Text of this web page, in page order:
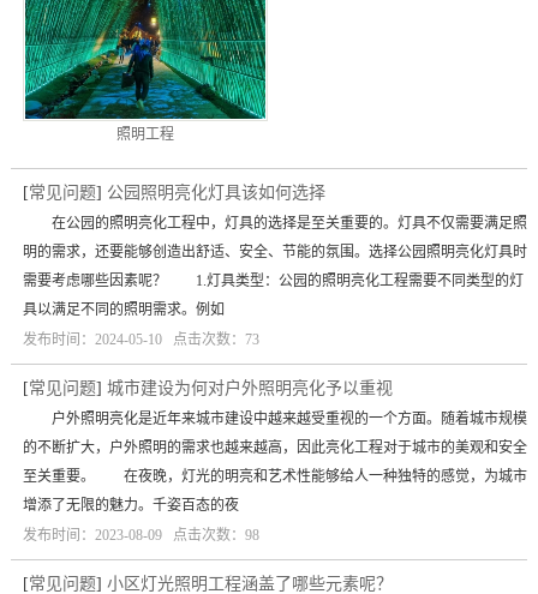
照明工程
[常见问题] 公园照明亮化灯具该如何选择
在公园的照明亮化工程中，灯具的选择是至关重要的。灯具不仅需要满足照
明的需求，还要能够创造出舒适、安全、节能的氛围。选择公园照明亮化灯具时
需要考虑哪些因素呢？ 1.灯具类型：公园的照明亮化工程需要不同类型的灯
具以满足不同的照明需求。例如
发布时间：2024-05-10 点击次数：73
[常见问题] 城市建设为何对户外照明亮化予以重视
户外照明亮化是近年来城市建设中越来越受重视的一个方面。随着城市规模
的不断扩大，户外照明的需求也越来越高，因此亮化工程对于城市的美观和安全
至关重要。 在夜晚，灯光的明亮和艺术性能够给人一种独特的感觉，为城市
增添了无限的魅力。千姿百态的夜
发布时间：2023-08-09 点击次数：98
[常见问题] 小区灯光照明工程涵盖了哪些元素呢？